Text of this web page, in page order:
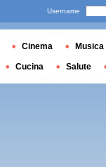
Username
Cinema Musica
Cucina Salute